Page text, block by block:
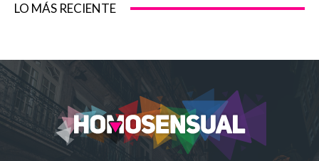
LO MÁS RECIENTE